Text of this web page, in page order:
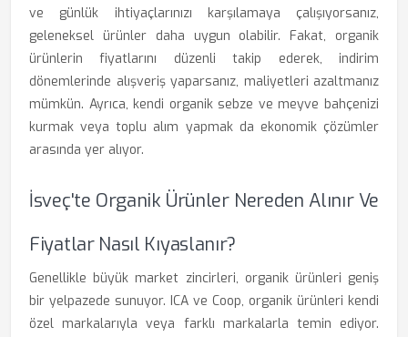
ve günlük ihtiyaçlarınızı karşılamaya çalışıyorsanız,
geleneksel ürünler daha uygun olabilir. Fakat, organik
ürünlerin fiyatlarını düzenli takip ederek, indirim
dönemlerinde alışveriş yaparsanız, maliyetleri azaltmanız
mümkün. Ayrıca, kendi organik sebze ve meyve bahçenizi
kurmak veya toplu alım yapmak da ekonomik çözümler
arasında yer alıyor.
İsveç'te Organik Ürünler Nereden Alınır Ve
Fiyatlar Nasıl Kıyaslanır?
Genellikle büyük market zincirleri, organik ürünleri geniş
bir yelpazede sunuyor. ICA ve Coop, organik ürünleri kendi
özel markalarıyla veya farklı markalarla temin ediyor.